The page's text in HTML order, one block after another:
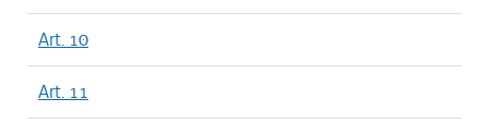
Art. 10
Art. 11